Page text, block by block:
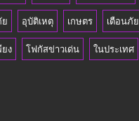
อุบัติเหตุ เกษตร เตือนภัย
ง โฟกัสข่าวเด่น ในประเทศ